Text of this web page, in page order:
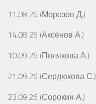
11.08.26 (Морозов Д.)
14.08.26 (Аксёнов А.)
10.09.26 (Полякова А.)
21.09.26 (Сердюкова С.)
23.09.26 (Сорокин А.)